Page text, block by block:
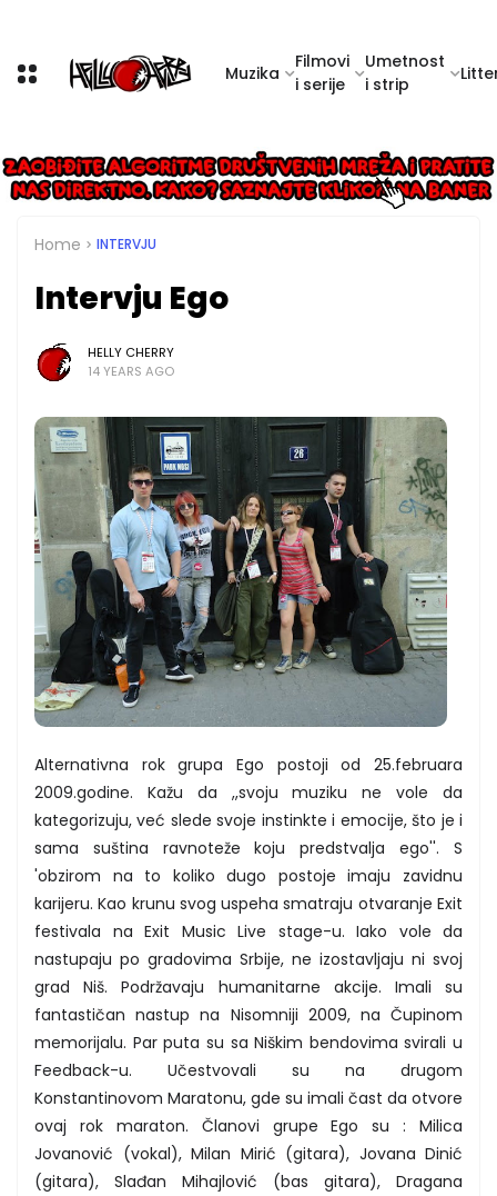
Muzika
Filmovi
i serije
Umetnost
i strip
Home INTERVJU
Intervju Ego
HELLY CHERRY
14 YEARS AGO
Alternativna rok grupa Ego postoji od 25.februara
2009.godine. Kažu da ,,svoju muziku ne vole da
kategorizuju, već slede svoje instinkte i emocije, što je i
sama suština ravnoteže koju predstvalja ego''. S
'obzirom na to koliko dugo postoje imaju zavidnu
karijeru. Kao krunu svog uspeha smatraju otvaranje Exit
festivala na Exit Music Live stage-u. Iako vole da
nastupaju po gradovima Srbije, ne izostavljaju ni svoj
grad Niš. Podržavaju humanitarne akcije. Imali su
fantastičan nastup na Nisomniji 2009, na Čupinom
memorijalu. Par puta su sa Niškim bendovima svirali u
Feedback-u. Učestvovali su na drugom
Konstantinovom Maratonu, gde su imali čast da otvore
ovaj rok maraton. Članovi grupe Ego su : Milica
Jovanović (vokal), Milan Mirić (gitara), Jovana Dinić
(gitara), Slađan Mihajlović (bas gitara), Dragana